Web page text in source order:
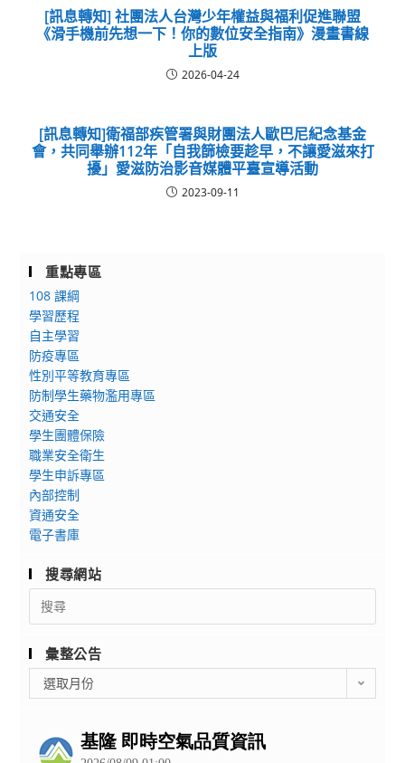
[訊息轉知] 社團法人台灣少年權益與福利促進聯盟
《滑手機前先想一下！你的數位安全指南》漫畫書線
上版
2026-04-24
[訊息轉知]衛福部疾管署與財團法人歐巴尼紀念基金
會，共同舉辦112年「自我篩檢要趁早，不讓愛滋來打
擾」愛滋防治影音媒體平臺宣導活動
2023-09-11
重點專區
108 課綱
學習歷程
自主學習
防疫專區
性別平等教育專區
防制學生藥物濫用專區
交通安全
學生團體保險
職業安全衛生
學生申訴專區
內部控制
資通安全
電子書庫
搜尋網站
Search
for:
彙整公告
整
選取月份